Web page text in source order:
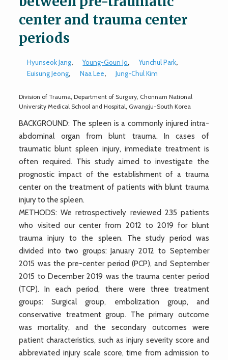
center and trauma center
periods
Hyunseok Jang, Young-Goun Jo, Yunchul Park,
Euisung Jeong, Naa Lee, Jung-Chul Kim
Division of Trauma, Department of Surgery, Chonnam National
University Medical School and Hospital, Gwangju-South Korea
BACKGROUND: The spleen is a commonly injured intra-
abdominal organ from blunt trauma. In cases of
traumatic blunt spleen injury, immediate treatment is
often required. This study aimed to investigate the
prognostic impact of the establishment of a trauma
center on the treatment of patients with blunt trauma
injury to the spleen.
METHODS: We retrospectively reviewed 235 patients
who visited our center from 2012 to 2019 for blunt
trauma injury to the spleen. The study period was
divided into two groups: January 2012 to September
2015 was the pre-center period (PCP), and September
2015 to December 2019 was the trauma center period
(TCP). In each period, there were three treatment
groups: Surgical group, embolization group, and
conservative treatment group. The primary outcome
was mortality, and the secondary outcomes were
patient characteristics, such as injury severity score and
abbreviated injury scale score, time from admission to